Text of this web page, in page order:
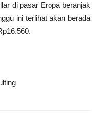
di pasar Eropa beranjak
ini terlihat akan berada